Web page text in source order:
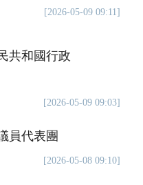
[2026-05-09 09:11]
共和國行政
[2026-05-09 09:03]
員代表團
[2026-05-08 09:10]